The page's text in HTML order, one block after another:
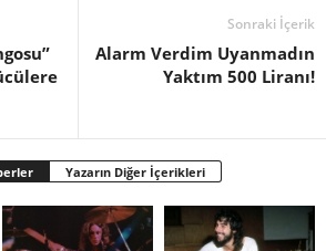
Sonraki İçerik
Alarm Verdim Uyanmadın
Yaktım 500 Liranı!
Yazarın Diğer İçerikleri